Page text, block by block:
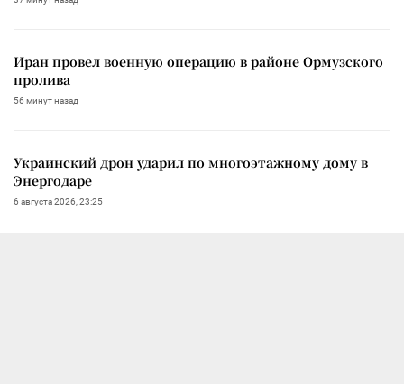
Иран провел военную операцию в районе Ормузского
пролива
56 минут назад
Украинский дрон ударил по многоэтажному дому в
Энергодаре
6 августа 2026, 23:25